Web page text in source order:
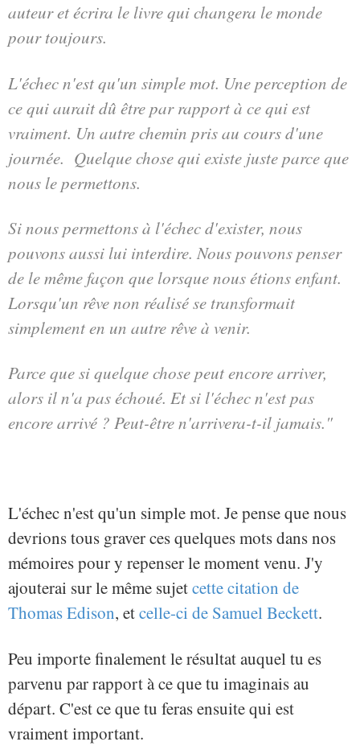
auteur et écrira le livre qui changera le monde
pour toujours.
L'échec n'est qu'un simple mot. Une perception de
ce qui aurait dû être par rapport à ce qui est
vraiment. Un autre chemin pris au cours d'une
journée. Quelque chose qui existe juste parce que
nous le permettons.
Si nous permettons à l'échec d'exister, nous
pouvons aussi lui interdire. Nous pouvons penser
de le même façon que lorsque nous étions enfant.
Lorsqu'un rêve non réalisé se transformait
simplement en un autre rêve à venir.
Parce que si quelque chose peut encore arriver,
alors il n'a pas échoué. Et si l'échec n'est pas
encore arrivé ? Peut-être n'arrivera-t-il jamais."
L'échec n'est qu'un simple mot. Je pense que nous
devrions tous graver ces quelques mots dans nos
mémoires pour y repenser le moment venu. J'y
ajouterai sur le même sujetcette citation de
Thomas Edison, etcelle-ci de Samuel Beckett.
Peu importe finalement le résultat auquel tu es
parvenu par rapport à ce que tu imaginais au
départ. C'est ce que tu feras ensuite qui est
vraiment important.